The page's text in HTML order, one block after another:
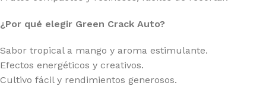
¿Por qué elegir Green Crack Auto?
Sabor tropical a mango y aroma estimulante.
Efectos energéticos y creativos.
Cultivo fácil y rendimientos generosos.